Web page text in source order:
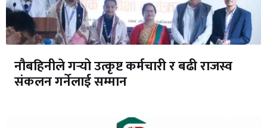
नौबहिनीले गर्‍यो उत्कृष्ट कर्मचारी र बढी राजस्व
संकलन गर्नेलाई सम्मान